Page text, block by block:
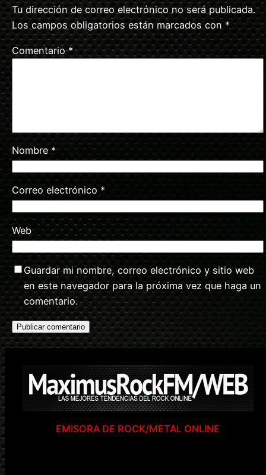
Tu dirección de correo electrónico no será publicada.
Los campos obligatorios están marcados con *
Comentario*
Nombre *
Correo electrónico *
Web
Guardar mi nombre, correo electrónico y sitio web
en este navegador para la próxima vez que haga un
comentario.
EMISORA DE ROCK/METAL ONLINE